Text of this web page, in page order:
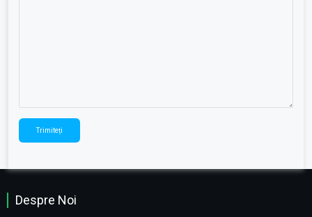
Despre Noi